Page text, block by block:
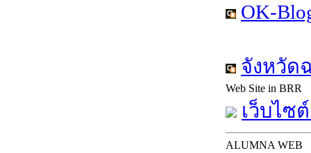
OK-
จังหวัด
Web Site in BRR
เว็บไซ
ALUMNA WEB